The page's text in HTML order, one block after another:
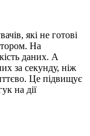
які не готові
На
даних. А
за секунду, ніж
Це підвищує
на дії